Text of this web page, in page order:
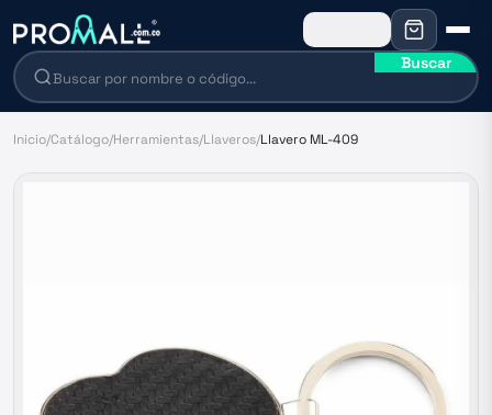
Buscar
Inicio/Catálogo/Herramientas/Llaveros/Llavero ML-409